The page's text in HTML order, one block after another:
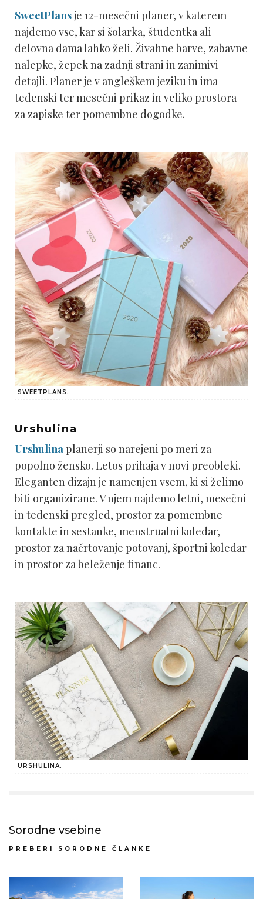
SweetPlansje 12-mesečni planer, v katerem
najdemo vse, kar si šolarka, študentka ali
delovna dama lahko želi. Živahne barve, zabavne
nalepke, žepek na zadnji strani in zanimivi
detajli. Planer je v angleškem jeziku in ima
tedenski ter mesečni prikaz in veliko prostora
za zapiske ter pomembne dogodke.
SWEETPLANS.
Urshulina
Urshulinaplanerji so narejeni po meri za
popolno žensko. Letos prihaja v novi preobleki.
Eleganten dizajn je namenjen vsem, ki si želimo
biti organizirane. V njem najdemo letni, mesečni
in tedenski pregled, prostor za pomembne
kontakte in sestanke, menstrualni koledar,
prostor za načrtovanje potovanj, športni koledar
in prostor za beleženje financ.
URSHULINA.
Sorodne vsebine
PREBERI SORODNE ČLANKE